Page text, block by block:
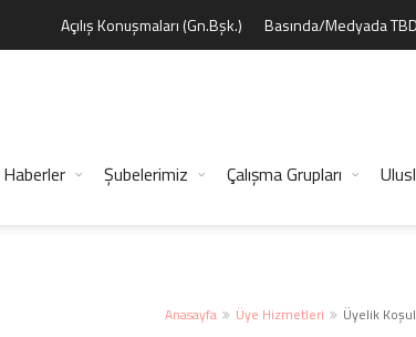
Açılış Konuşmaları (Gn.Bşk.) Basında/Medyada
Haberler Şubelerimiz Çalışma Grupları
Anasayfa Üye Hizmetleri Üyelik